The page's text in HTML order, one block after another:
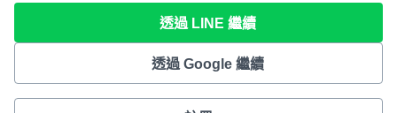
透過 LINE 繼續
透過 Google 繼續